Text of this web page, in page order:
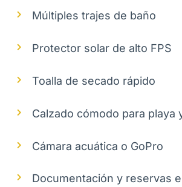
Múltiples trajes de baño
Protector solar de alto FPS
Toalla de secado rápido
Calzado cómodo para playa
Cámara acuática o GoPro
Documentación y reservas